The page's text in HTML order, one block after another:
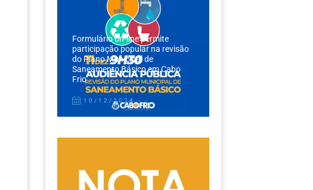
Formulário on-line permite
participação popular na revisão
do Plano Municipal de
Saneamento Básico em Cabo
Frio
10/12/2024